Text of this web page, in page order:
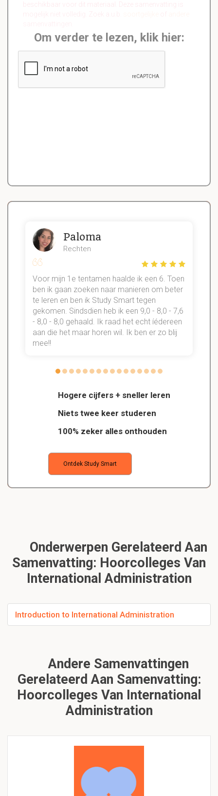
beschikbaar voor dit materiaal. Deze samenvatting is
Om verder te lezen, klik hier:
Hogere cijfers + sneller leren
Niets twee keer studeren
100% zeker alles onthouden
Ontdek Study Smart
Paloma
Rechten
Voor mijn 1e tentamen haalde ik een 6. Toen
ben ik gaan zoeken naar manieren om beter
te leren en ben ik Study Smart tegen
gekomen. Sindsdien heb ik een 9,0 - 8,0 - 7,6
- 8,0 - 8,0 gehaald. Ik raad het echt íédereen
aan die het maar horen wil. Ik ben er zo blij
mee!!
Onderwerpen Gerelateerd Aan
Samenvatting: Hoorcolleges Van
International Administration
Introduction to International Administration
Andere Samenvattingen
Gerelateerd Aan Samenvatting:
Hoorcolleges Van International
Administration